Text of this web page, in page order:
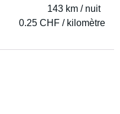
143 km / nuit
0.25 CHF / kilomètre